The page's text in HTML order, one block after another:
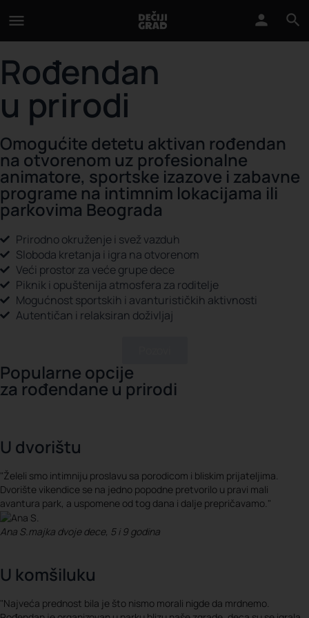
Rođendan
u prirodi
Omogućite detetu aktivan rođendan
na otvorenom uz profesionalne
animatore, sportske izazove i zabavne
programe na intimnim lokacijama ili
parkovima Beograda
Prirodno okruženje i svež vazduh
Sloboda kretanja i igra na otvorenom
Veći prostor za veće grupe dece
Piknik i opuštenija atmosfera za roditelje
Mogućnost sportskih i avanturističkih aktivnosti
Autentičan i relaksiran doživljaj
Popularne opcije
za rođendane u prirodi
U komšiluku
"Najveća prednost bila je što nismo morali nigde da mrdnemo.
U dvorištu
"Želeli smo intimniju proslavu sa porodicom i bliskim prijateljima.
Dvorište vikendice se na jedno popodne pretvorilo u pravi mali
avantura park, a uspomene od tog dana i dalje prepričavamo."
Ana S.majka dvoje dece, 5 i 9 godina